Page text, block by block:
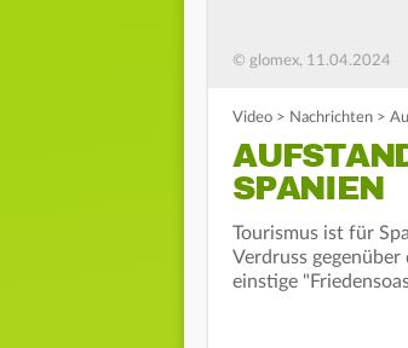
© glomex, 11.04.2024
Video > Nachrichten >
SPANIEN
Tourismus ist für
Verdruss
einstige